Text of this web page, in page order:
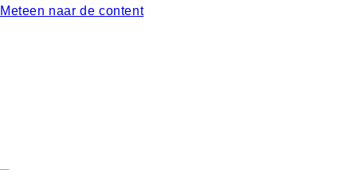
Meteen naar de content